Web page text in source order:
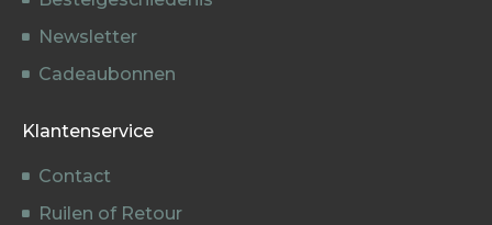
Newsletter
Cadeaubonnen
Klantenservice
Contact
Ruilen of Retour